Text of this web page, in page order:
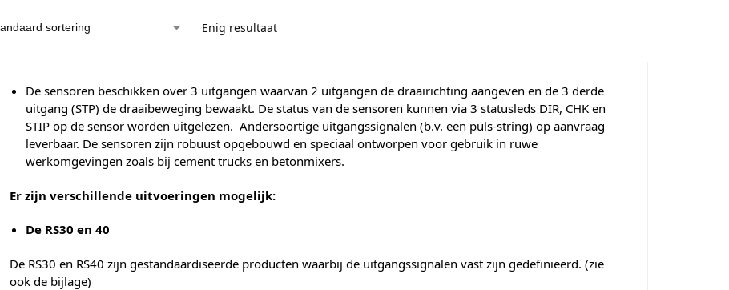
Enig resultaat
De sensoren beschikken over 3 uitgangen waarvan 2 uitgangen de draairichting aangeven en de 3 derde
uitgang (STP) de draaibeweging bewaakt. De status van de sensoren kunnen via 3 statusleds DIR, CHK en
STIP op de sensor worden uitgelezen. Andersoortige uitgangssignalen (b.v. een puls-string) op aanvraag
leverbaar. De sensoren zijn robuust opgebouwd en speciaal ontworpen voor gebruik in ruwe
werkomgevingen zoals bij cement trucks en betonmixers.
Er zijn verschillende uitvoeringen mogelijk:
De RS30 en 40
De RS30 en RS40 zijn gestandaardiseerde producten waarbij de uitgangssignalen vast zijn gedefinieerd. (zie
ook de bijlage)